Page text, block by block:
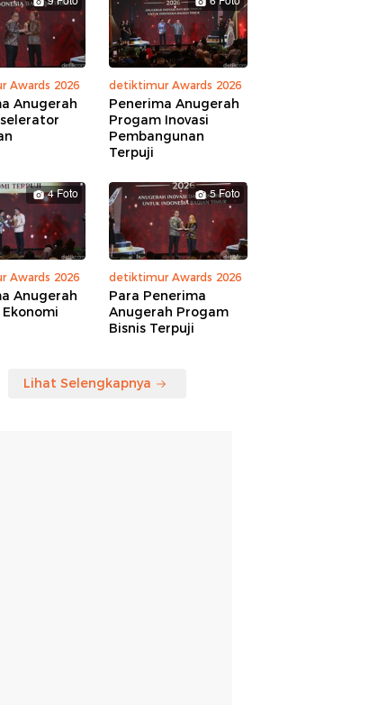
Awards 2026
Anugerah
detiktimur Awards 2026
Penerima Anugerah
Progam Inovasi
Pembangunan
Terpuji
4 Foto
Awards 2026
Anugerah
5 Foto
detiktimur Awards 2026
Para Penerima
Anugerah Progam
Bisnis Terpuji
Lihat Selengkapnya